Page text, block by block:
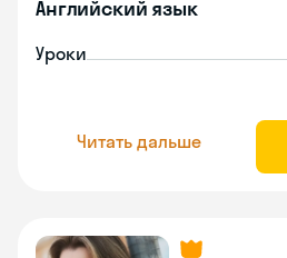
Английский язык
Уроки
Читать дальше